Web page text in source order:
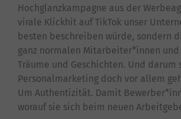
Hochglanzkampagne aus der
virale Klickhit auf TikTok unser
besten beschreiben würde, sondern
ganz normalen Mitarbeiter*innen und
Träume und Geschichten. Und darum
Personalmarketing doch vor allem
Um Authentizität. Damit
worauf sie sich beim neuen